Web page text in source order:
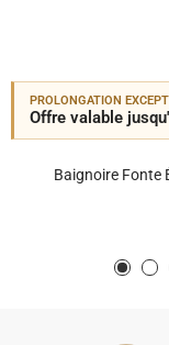
PROLONGATION
Offre valable
Baignoire Fonte